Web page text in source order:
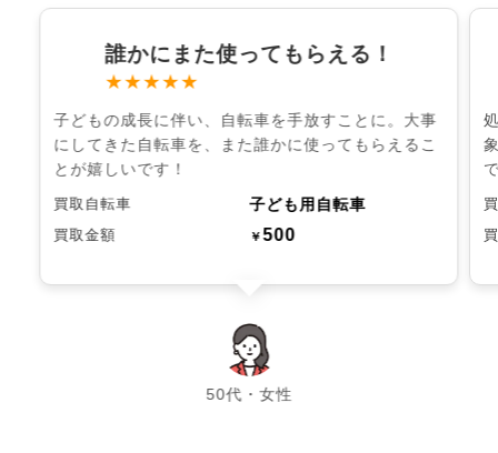
誰かにまた使ってもらえる！
★★★★★
子どもの成長に伴い、自転車を手放すことに。大事
にしてきた自転車を、また誰かに使ってもらえるこ
とが嬉しいです！
買取自転車 子ども用自転車
買取金額 ￥500
50代・女性
chevron_left chevron_right